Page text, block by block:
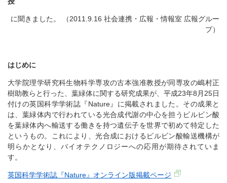
に聞きました。 （2011.9.16 社会連携・広報・情報室 広報グルー
プ）
はじめに
大学院理学研究科生物科学専攻の古本強准教授が同専攻の嶋村正
樹助教らと行った、葉緑体に関する研究成果が、平成23年8月25日
付けの英国科学学術誌『Nature』に掲載されました。その成果と
は、葉緑体内で行われている光合成代謝の中心を担うピルビン酸
を葉緑体内へ輸送する働きを持つ遺伝子を世界で初めて特定した
というもの。これにより、光合成におけるピルビン酸輸送機構が
明らかとなり、バイオテクノロジーへの応用が期待されていま
す。
英国科学学術誌『Nature』オンライン版掲載ページ